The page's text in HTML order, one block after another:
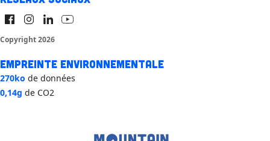
Copyright 2026
Empreinte environnementale
270ko de données
0,14g de CO2